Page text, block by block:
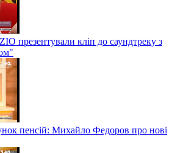
презентували кліп до саундтреку з
пенсій: Михайло Федоров про нові